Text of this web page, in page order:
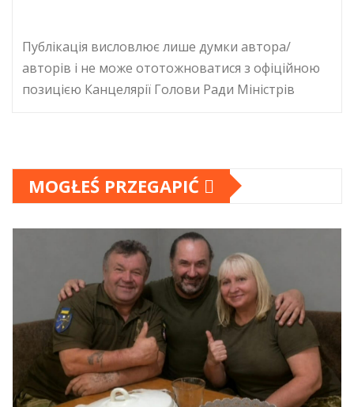
Публікація висловлює лише думки автора/
авторів і не може ототожноватися з офіційною
позицією Канцелярії Голови Ради Міністрів
MOGŁEŚ PRZEGAPIĆ